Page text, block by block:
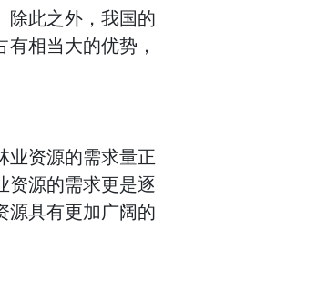
除此之外，我国的
相当大的优势，
业资源的需求量正
资源的需求更是逐
源具有更加广阔的